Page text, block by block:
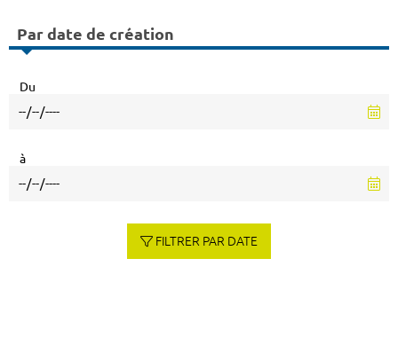
Par date de création
Du
à
FILTRER PAR DATE